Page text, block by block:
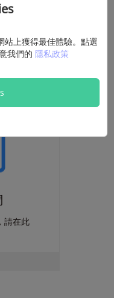
回註冊碼。
請在此
站上獲得最佳體驗。點選
我們的 隱私政策